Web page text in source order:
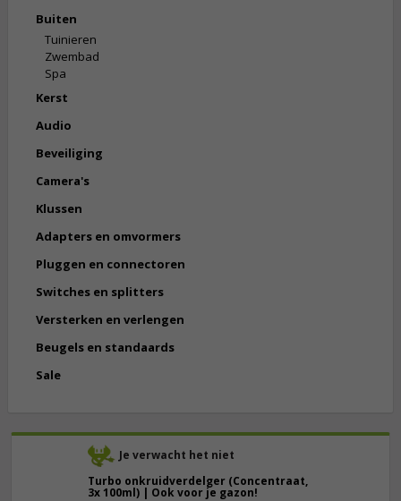
Je verwacht het niet
Turbo onkruidverdelger (Concentraat,
3x 100ml) | Ook voor je gazon!
Buiten
Tuinieren
Zwembad
Spa
Kerst
Audio
Beveiliging
Camera's
Klussen
Adapters en omvormers
Pluggen en connectoren
Switches en splitters
Versterken en verlengen
Beugels en standaards
Sale